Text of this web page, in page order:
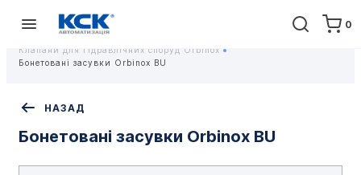
0
Головна
Обладнання
ПРОМИСЛОВА ТРУБОПРОВІДНА АРМАТУРА
Клапани для гідравлічних споруд Orbinox
Бонетовані засувки Orbinox BU
НАЗАД
Бонетовані засувки Orbinox BU